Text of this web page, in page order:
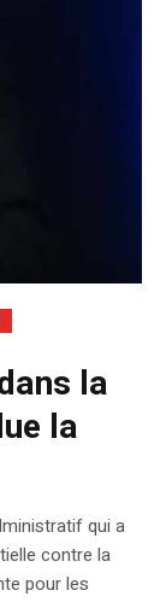
la
la
qui a
contre la
pour les